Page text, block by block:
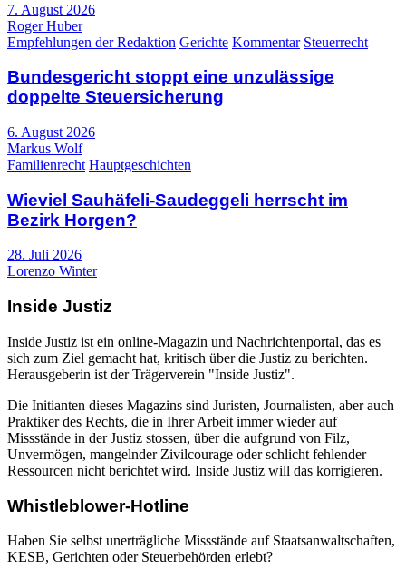
7. August 2026
Roger Huber
Empfehlungen der Redaktion Gerichte Kommentar Steuerrecht
Bundesgericht stoppt eine unzulässige
doppelte Steuersicherung
6. August 2026
Markus Wolf
Familienrecht Hauptgeschichten
Wieviel Sauhäfeli-Saudeggeli herrscht im
Bezirk Horgen?
28. Juli 2026
Lorenzo Winter
Inside Justiz
Inside Justiz ist ein online-Magazin und Nachrichtenportal, das es
sich zum Ziel gemacht hat, kritisch über die Justiz zu berichten.
Herausgeberin ist der Trägerverein "Inside Justiz".
Die Initianten dieses Magazins sind Juristen, Journalisten, aber auch
Praktiker des Rechts, die in Ihrer Arbeit immer wieder auf
Missstände in der Justiz stossen, über die aufgrund von Filz,
Unvermögen, mangelnder Zivilcourage oder schlicht fehlender
Ressourcen nicht berichtet wird. Inside Justiz will das korrigieren.
Whistleblower-Hotline
Haben Sie selbst unerträgliche Missstände auf Staatsanwaltschaften,
KESB, Gerichten oder Steuerbehörden erlebt?